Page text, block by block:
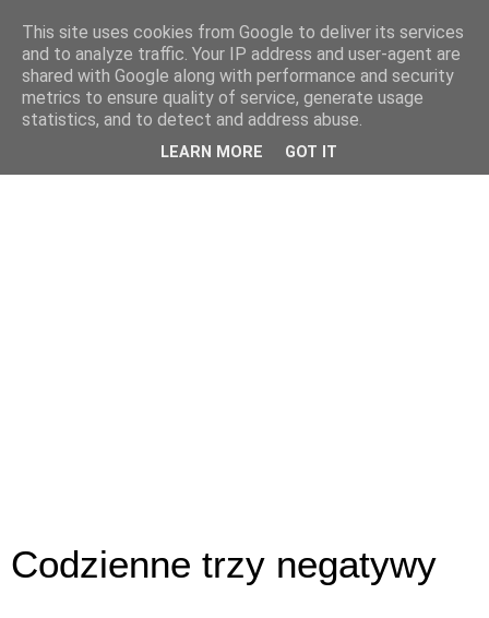
Codzienne trzy negatywy
This site uses cookies from Google to deliver its services
and to analyze traffic. Your IP address and user-agent are
shared with Google along with performance and security
metrics to ensure quality of service, generate usage
statistics, and to detect and address abuse.
LEARN MORE GOT IT